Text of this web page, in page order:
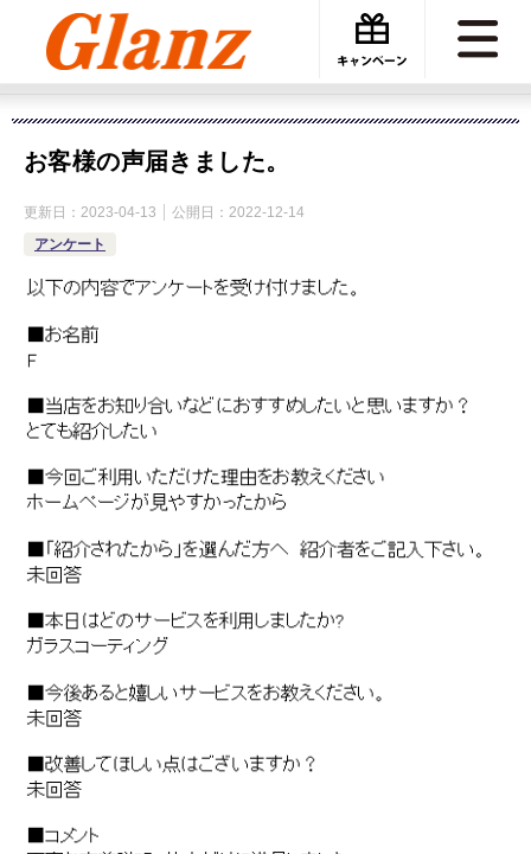
カーケアグランツ
アンケート
お客様の声届きました。
お客様の声届きました。
更新日： 2023-04-13 公開日： 2022-12-14
アンケート